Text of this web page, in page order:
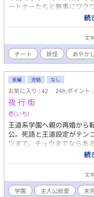
ートナーたちと無事にワク
して鈍感＆天然主人公はみ
ンな恋心に気
そして誰も知ら
かされる。 主人公総愛され
かはやめてください。ガラ
続
文
チート 妖怪 あやか
長編 完結 なし
お気に入り : 42 24h.ポイント :
夜 行 街
壱(いち)
王道系学園へ親の再婚から
公。死語と王道設定がテン
ツまで。チュウまでならあ
ー。 →非王道そこはかと
後の方で出てきます苦手な
す。 →連載凍結のため完結
続
文
学園 主人公総愛 未